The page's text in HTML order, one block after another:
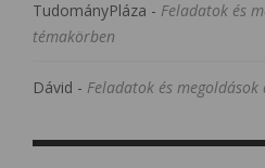
TudományPláza - Feladatok és
témakörben
Dávid - Feladatok és